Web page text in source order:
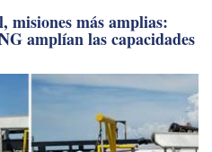
misiones más amplias:
amplían las capacidades